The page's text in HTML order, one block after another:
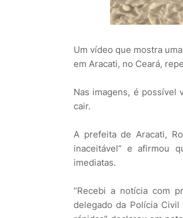
Um vídeo que mostra
em Aracati, no Ceará,
Nas imagens, é possível
cair.
A prefeita de Aracati,
inaceitável” e afirmou
imediatas.
“Recebi a notícia com
delegado da Polícia